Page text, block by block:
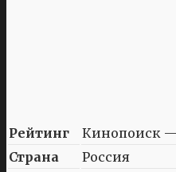
Рейтинг Кинопоиск —
Страна
Россия